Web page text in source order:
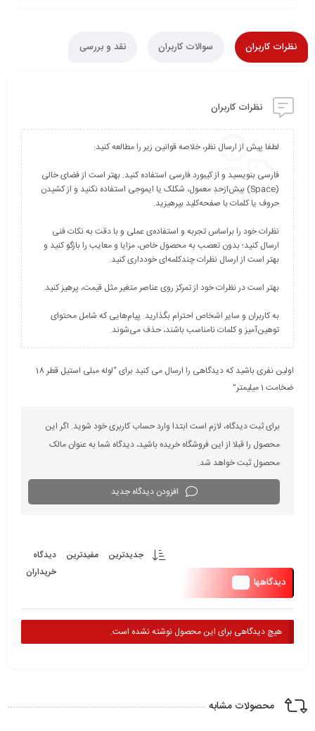
نظرات کاربران سوالات کاربران نقد و بررسی
نظرات کاربران
فارسی بنویسید و از کیبورد فارسی استفاده کنید. بهتر است از فضای خالی
(Space) بیش‌از‌حدِ معمول، شکلک یا ایموجی استفاده نکنید و از کشیدن
نظرات خود را براساس تجربه و استفاده‌ی عملی و با دقت به نکات فنی
ارسال کنید؛ بدون تعصب به محصول خاص، مزایا و معایب را بازگو کنید و
به کاربران و سایر اشخاص احترام بگذارید. پیام‌هایی که شامل محتوای
توهین‌آمیز و کلمات نامناسب باشند، حذف می‌شوند.
اولین نفری باشید که دیدگاهی را ارسال می کنید برای “لوله مبلی استیل قطر 18
ضخامت 1 میلیمتر”
برای ثبت دیدگاه، لازم است ابتدا وارد حساب کاربری خود شوید. اگر این
محصول را قبلا از این فروشگاه خریده باشید، دیدگاه شما به عنوان مالک
محصول ثبت خواهد شد.
افزودن دیدگاه جدید
دیدگاهها
جدیدترین مفیدترین
دیدگاه
خریداران
هیچ دیدگاهی برای این محصول نوشته نشده است.
محصولات مشابه